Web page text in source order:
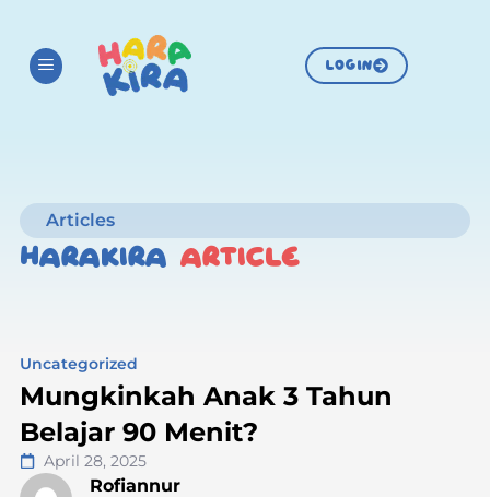
LOGIN
Articles
HARAKIRA ARTICLE
Uncategorized
Mungkinkah Anak 3 Tahun
Belajar 90 Menit?
April 28, 2025
Rofiannur